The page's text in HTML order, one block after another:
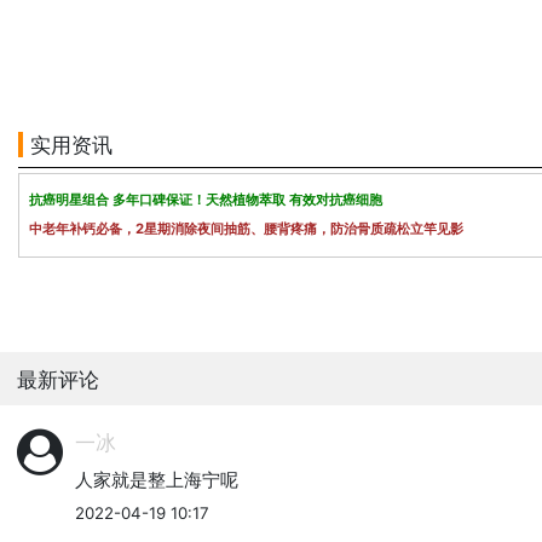
实用资讯
抗癌明星组合 多年口碑保证！天然植物萃取 有效对抗癌细胞
中老年补钙必备，2星期消除夜间抽筋、腰背疼痛，防治骨质疏松立竿见影
最新评论
一冰
人家就是整上海宁呢
2022-04-19 10:17